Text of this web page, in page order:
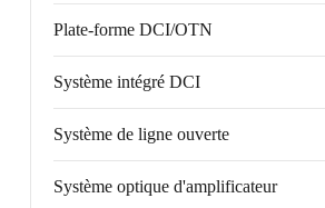
Plate-forme DCI/OTN
Système intégré DCI
Système de ligne ouverte
Système optique d'amplificateur